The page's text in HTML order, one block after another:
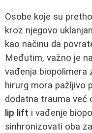
Osobe koje su
kroz njegovo
kao načinu da
Međutim, važno je
vađenja biopolimera
hirurg mora pažljivo
dodatna trauma već
lip lift i vađenje
sinhronizovati oba